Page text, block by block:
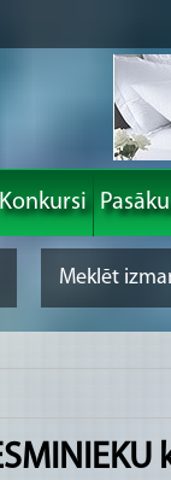
Konkursi